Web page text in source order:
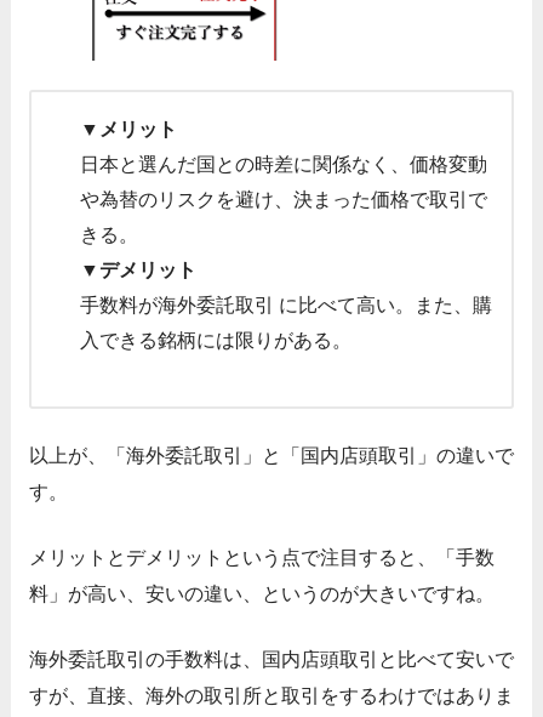
▼メリット
日本と選んだ国との時差に関係なく、価格変動
や為替のリスクを避け、決まった価格で取引で
きる。
▼デメリット
手数料が海外委託取引 に比べて高い。また、購
入できる銘柄には限りがある。
以上が、「海外委託取引」と「国内店頭取引」の違いで
す。
メリットとデメリットという点で注目すると、「手数
料」が高い、安いの違い、というのが大きいですね。
海外委託取引の手数料は、国内店頭取引と比べて安いで
すが、直接、海外の取引所と取引をするわけではありま